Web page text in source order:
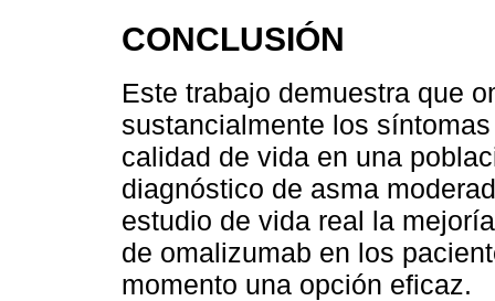
CONCLUSIÓN
Este trabajo demuestra que
sustancialmente los
calidad de vida en una
diagnóstico de asma
estudio de vida real la
de omalizumab en los
momento una opción eficaz.